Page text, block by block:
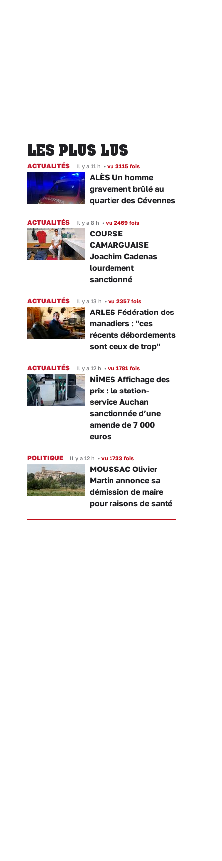
LES PLUS LUS
ACTUALITÉS Il y a 11 h • vu 3115 fois
ALÈS Un homme
gravement brûlé au
quartier des Cévennes
ACTUALITÉS Il y a 8 h • vu 2469 fois
COURSE
CAMARGUAISE
Joachim Cadenas
lourdement
sanctionné
ACTUALITÉS Il y a 13 h • vu 2357 fois
ARLES Fédération des
manadiers : "ces
récents débordements
sont ceux de trop"
ACTUALITÉS Il y a 12 h • vu 1781 fois
NÎMES Affichage des
prix : la station-
service Auchan
sanctionnée d’une
amende de 7 000
euros
POLITIQUE Il y a 12 h • vu 1733 fois
MOUSSAC Olivier
Martin annonce sa
démission de maire
pour raisons de santé